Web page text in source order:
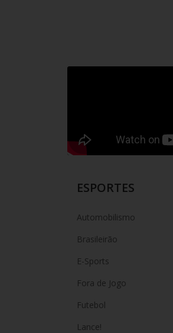
ESPORTES
Automobilismo
Brasileirão
E-Sports
Fora de Jogo
Futebol
Lance!